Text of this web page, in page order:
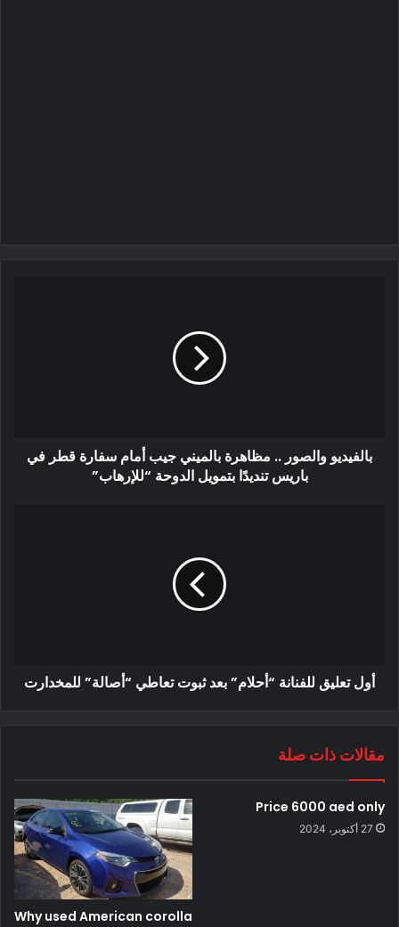
بالفيديو والصور .. مظاهرة بالميني جيب أمام سفارة قطر في
باريس تنديدًا بتمويل الدوحة “للإرهاب”
أول تعليق للفنانة “أحلام” بعد ثبوت تعاطي “أصالة” للمخدارت
مقالات ذات صلة
Price 6000 aed only
27 أكتوبر، 2024
Why used American corolla